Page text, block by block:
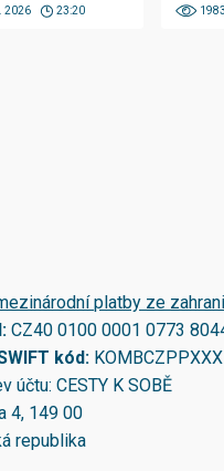
2026 23:20 1983
platby ze
CZ40 0100 0001 0773
kód: KOMBCZPPXXX
účtu: CESTY K SOBĚ
4, 149 00
republika